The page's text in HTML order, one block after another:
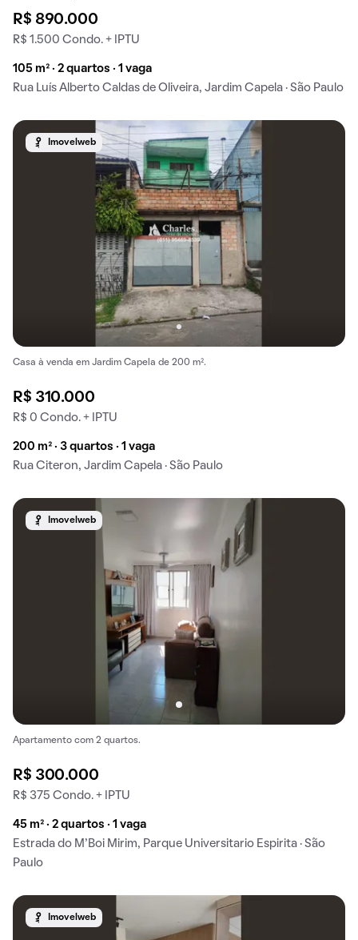
R$ 890.000
R$ 1.500 Condo. + IPTU
105 m² · 2 quartos · 1 vaga
Rua Luís Alberto Caldas de Oliveira, Jardim Capela · São Paulo
Imovelweb
Casa à venda em Jardim Capela de 200 m².
R$ 310.000
R$ 0 Condo. + IPTU
200 m² · 3 quartos · 1 vaga
Rua Citeron, Jardim Capela · São Paulo
Imovelweb
Apartamento com 2 quartos.
R$ 300.000
R$ 375 Condo. + IPTU
45 m² · 2 quartos · 1 vaga
Estrada do M'Boi Mirim, Parque Universitario Espirita · São
Paulo
Imovelweb